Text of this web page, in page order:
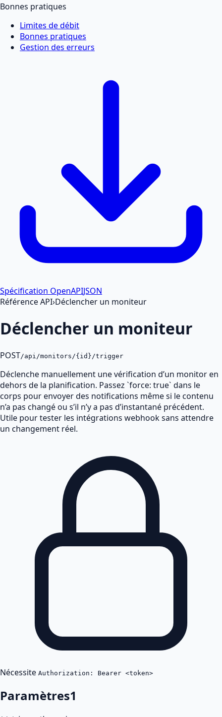
Bonnes pratiques
Limites de débit
Bonnes pratiques
Gestion des erreurs
Spécification OpenAPIJSON
Référence API›Déclencher un moniteur
Déclencher un moniteur
POST/api/monitors/{id}/trigger
Déclenche manuellement une vérification d’un monitor en
dehors de la planification. Passez `force: true` dans le
corps pour envoyer des notifications même si le contenu
n’a pas changé ou s’il n’y a pas d’instantané précédent.
Utile pour tester les intégrations webhook sans attendre
un changement réel.
Nécessite Authorization: Bearer <token>
Paramètres1